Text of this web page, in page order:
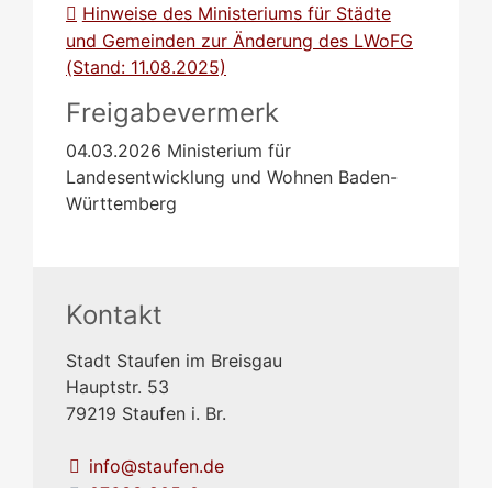
Hinweise des Ministeriums für Städte
und Gemeinden zur Änderung des LWoFG
(Stand: 11.08.2025)
Freigabevermerk
04.03.2026 Ministerium für
Landesentwicklung und Wohnen Baden-
Württemberg
Kontakt
Stadt Staufen im Breisgau
Hauptstr. 53
79219 Staufen i. Br.
info@staufen.de